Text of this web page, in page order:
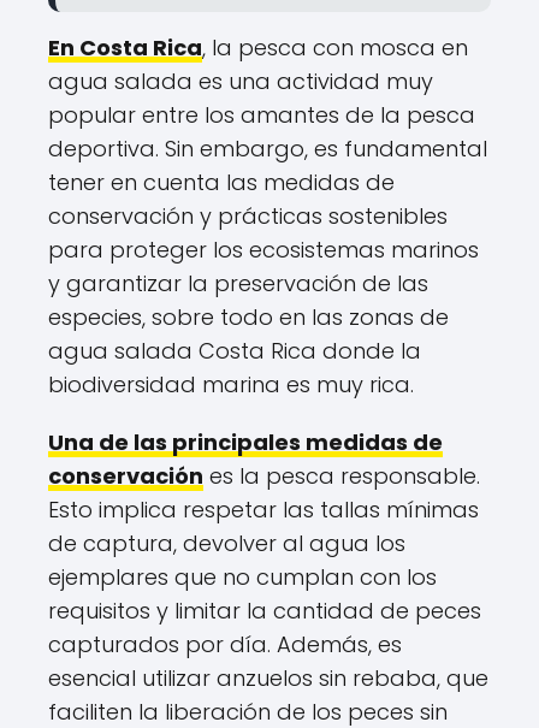
En Costa Rica, la pesca con mosca en
agua salada es una actividad muy
popular entre los amantes de la pesca
deportiva. Sin embargo, es fundamental
tener en cuenta las medidas de
conservación y prácticas sostenibles
para proteger los ecosistemas marinos
y garantizar la preservación de las
especies, sobre todo en las zonas de
agua salada Costa Rica donde la
biodiversidad marina es muy rica.
Una de las principales medidas de
conservación es la pesca responsable.
Esto implica respetar las tallas mínimas
de captura, devolver al agua los
ejemplares que no cumplan con los
requisitos y limitar la cantidad de peces
capturados por día. Además, es
esencial utilizar anzuelos sin rebaba, que
faciliten la liberación de los peces sin